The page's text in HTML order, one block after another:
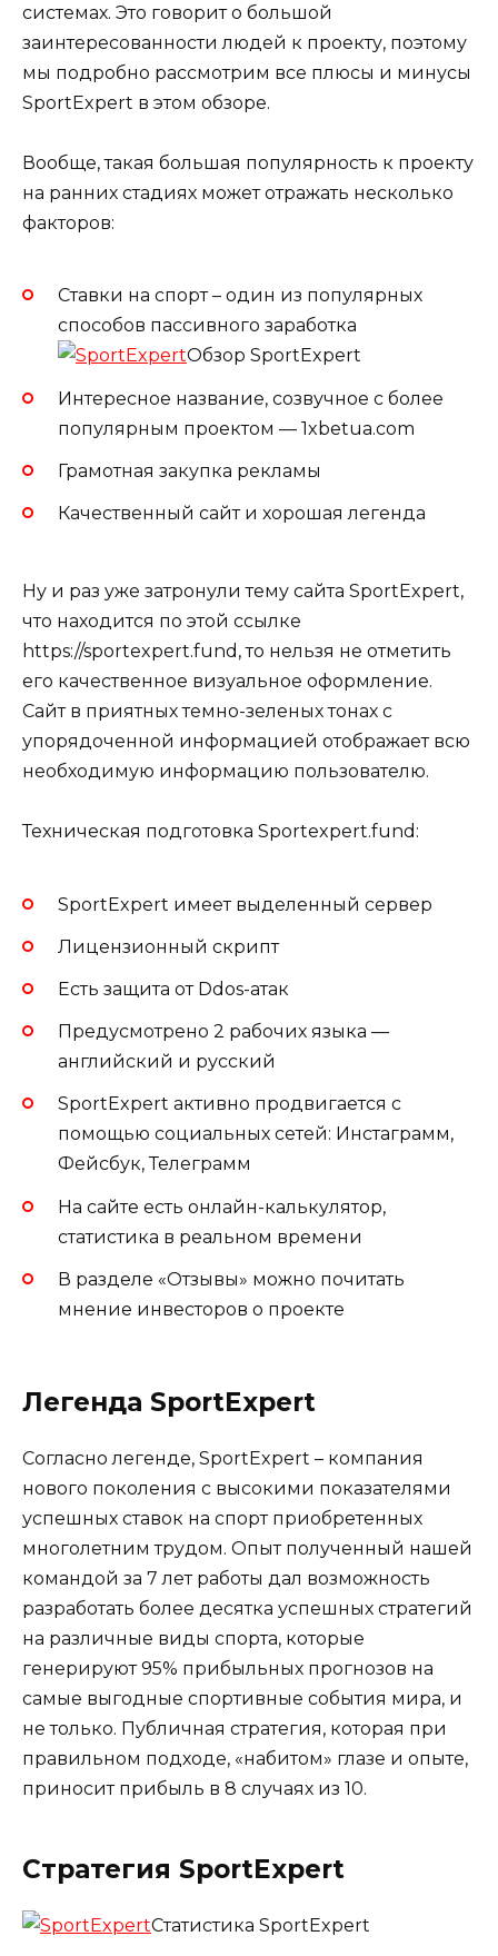
системах. Это говорит о большой
заинтересованности людей к проекту, поэтому
мы подробно рассмотрим все плюсы и минусы
SportExpert в этом обзоре.
Вообще, такая большая популярность к проекту
на ранних стадиях может отражать несколько
факторов:
Ставки на спорт – один из популярных
способов пассивного заработка
Обзор SportExpert
Интересное название, созвучное с более
популярным проектом — 1xbetua.com
Грамотная закупка рекламы
Качественный сайт и хорошая легенда
Ну и раз уже затронули тему сайта SportExpert,
что находится по этой ссылке
https://sportexpert.fund, то нельзя не отметить
его качественное визуальное оформление.
Сайт в приятных темно-зеленых тонах с
упорядоченной информацией отображает всю
необходимую информацию пользователю.
Техническая подготовка Sportexpert.fund:
SportExpert имеет выделенный сервер
Лицензионный скрипт
Есть защита от Ddos-атак
Предусмотрено 2 рабочих языка —
английский и русский
SportExpert активно продвигается с
помощью социальных сетей: Инстаграмм,
Фейсбук, Телеграмм
На сайте есть онлайн-калькулятор,
статистика в реальном времени
В разделе «Отзывы» можно почитать
мнение инвесторов о проекте
Легенда SportExpert
Согласно легенде, SportExpert – компания
нового поколения с высокими показателями
успешных ставок на спорт приобретенных
многолетним трудом. Опыт полученный нашей
командой за 7 лет работы дал возможность
разработать более десятка успешных стратегий
на различные виды спорта, которые
генерируют 95% прибыльных прогнозов на
самые выгодные спортивные события мира, и
не только. Публичная стратегия, которая при
правильном подходе, «набитом» глазе и опыте,
приносит прибыль в 8 случаях из 10.
Стратегия SportExpert
Статистика SportExpert